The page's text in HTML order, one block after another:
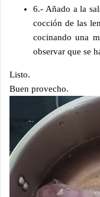
6.- Añado a la
cocción de las
cocinando una
observar que se
Listo.
Buen provecho.